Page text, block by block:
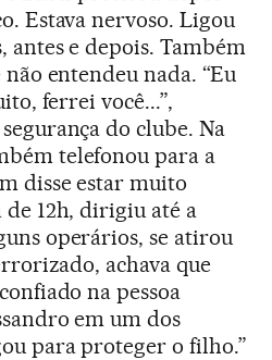
Estava nervoso. Ligou
antes e depois. Também
entendeu nada. “Eu
ferrei você...”,
do clube. Na
telefonou para a
disse estar muito
12h, dirigiu até a
operários, se atirou
achava que
na pessoa
em um dos
para proteger o filho.”